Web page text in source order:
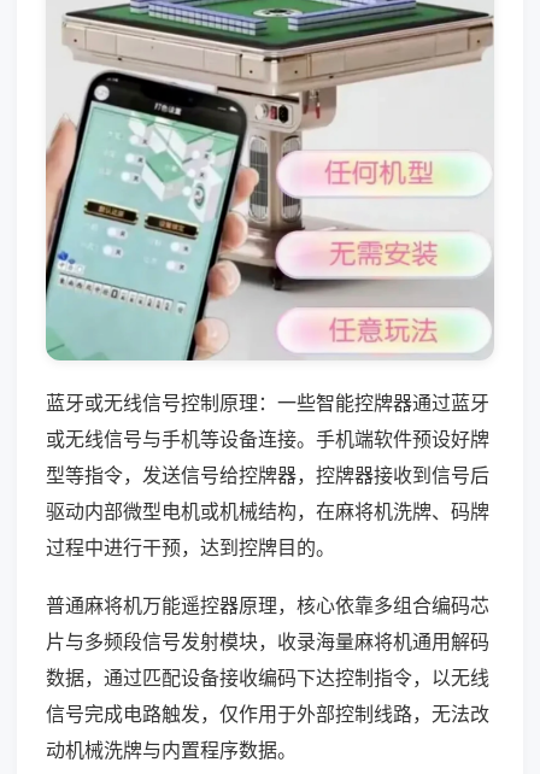
蓝牙或无线信号控制原理：一些智能控牌器通过蓝牙
或无线信号与手机等设备连接。手机端软件预设好牌
型等指令，发送信号给控牌器，控牌器接收到信号后
驱动内部微型电机或机械结构，在麻将机洗牌、码牌
过程中进行干预，达到控牌目的。
普通麻将机万能遥控器原理，核心依靠多组合编码芯
片与多频段信号发射模块，收录海量麻将机通用解码
数据，通过匹配设备接收编码下达控制指令，以无线
信号完成电路触发，仅作用于外部控制线路，无法改
动机械洗牌与内置程序数据。